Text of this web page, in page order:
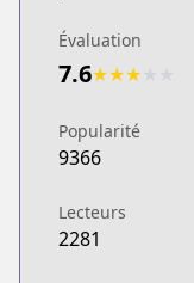
Évaluation
7.6★★★
Popularité
9366
Lecteurs
2281